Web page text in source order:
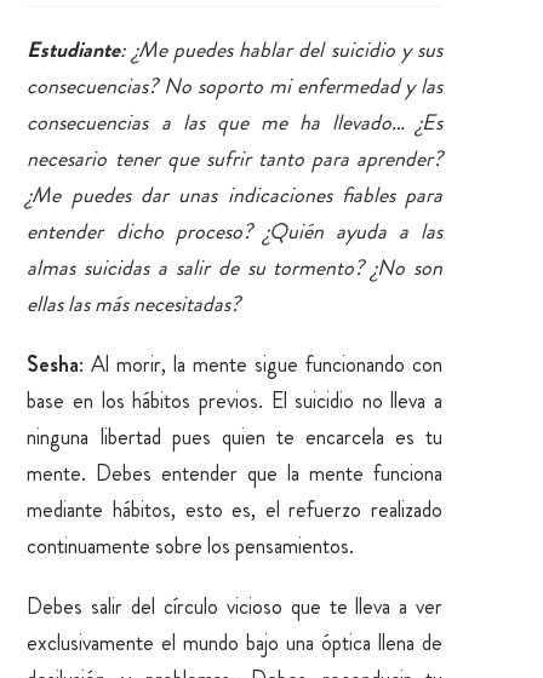
Estudiante: ¿Me puedes hablar del suicidio y sus
consecuencias? No soporto mi enfermedad y las
consecuencias a las que me ha llevado… ¿Es
necesario tener que sufrir tanto para aprender?
¿Me puedes dar unas indicaciones fiables para
entender dicho proceso? ¿Quién ayuda a las
almas suicidas a salir de su tormento? ¿No son
ellas las más necesitadas?
Sesha: Al morir, la mente sigue funcionando con
base en los hábitos previos. El suicidio no lleva a
ninguna libertad pues quien te encarcela es tu
mente. Debes entender que la mente funciona
mediante hábitos, esto es, el refuerzo realizado
continuamente sobre los pensamientos.
Debes salir del círculo vicioso que te lleva a ver
exclusivamente el mundo bajo una óptica llena de